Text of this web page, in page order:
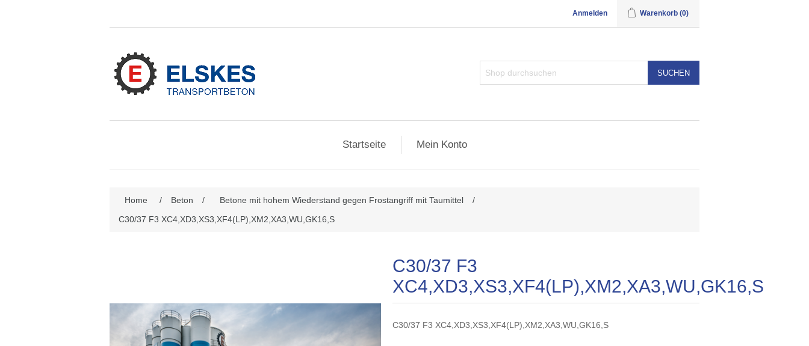
Anmelden Warenkorb (0)
SUCHEN
Startseite Mein Konto
Home / Beton / Betone mit hohem Wiederstand gegen Frostangriff mit Taumittel
/
C30/37 F3 XC4,XD3,XS3,XF4(LP),XM2,XA3,WU,GK16,S
C30/37 F3
XC4,XD3,XS3,XF4(LP),XM2,XA3,WU,GK16,S
C30/37 F3 XC4,XD3,XS3,XF4(LP),XM2,XA3,WU,GK16,S